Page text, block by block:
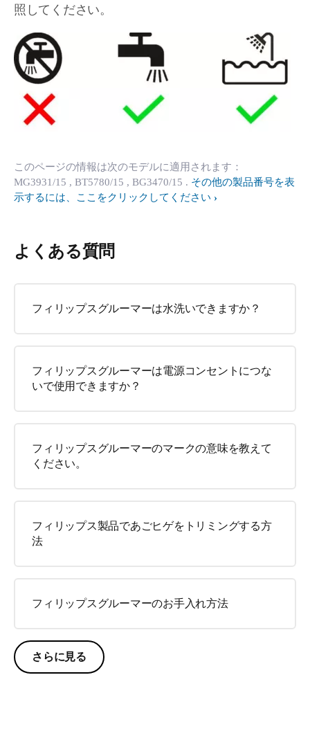
照してください。
このページの情報は次のモデルに適用されます：
MG3931/15 , BT5780/15 , BG3470/15 . その他の製品番号を表
示するには、ここをクリックしてください
よくある質問
フィリップスグルーマーは水洗いできますか？
フィリップスグルーマーは電源コンセントにつな
いで使用できますか？
フィリップスグルーマーのマークの意味を教えて
ください。
フィリップス製品であごヒゲをトリミングする方
法
フィリップスグルーマーのお手入れ方法
さらに見る